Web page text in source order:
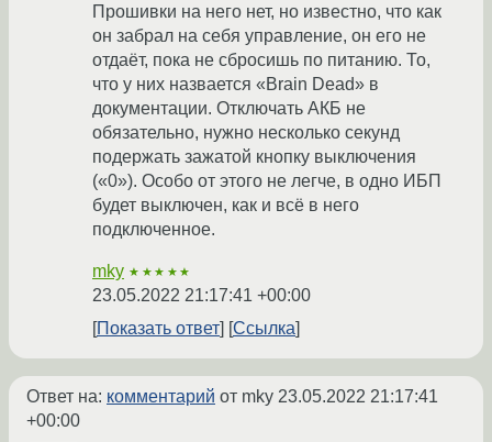
Прошивки на него нет, но известно, что как
он забрал на себя управление, он его не
отдаёт, пока не сбросишь по питанию. То,
что у них назвается «Brain Dead» в
документации. Отключать АКБ не
обязательно, нужно несколько секунд
подержать зажатой кнопку выключения
(«0»). Особо от этого не легче, в одно ИБП
будет выключен, как и всё в него
подключенное.
mky ★★★★★
23.05.2022 21:17:41 +00:00
Показать ответ
Ссылка
Ответ на: комментарий от mky 23.05.2022 21:17:41
+00:00